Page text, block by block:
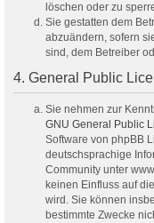
löschen oder zu
Sie gestatten dem
abzuändern, sofern
sind, dem Betreiber
4. General Public
Sie nehmen zur
GNU General Public
Software von phpBB
deutschsprachige
Community unter
keinen Einfluss auf
wird. Sie können
bestimmte Zwecke